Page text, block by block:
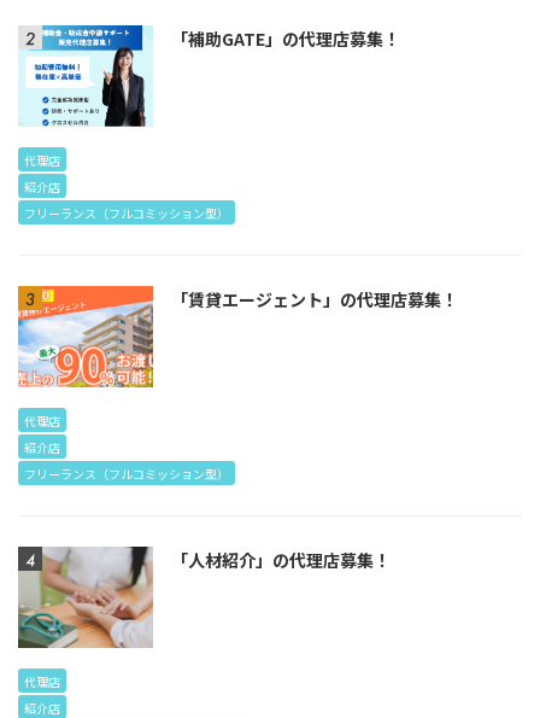
「補助GATE」の代理店募集！
代理店
紹介店
フリーランス（フルコミッション型）
「賃貸エージェント」の代理店募集！
代理店
紹介店
フリーランス（フルコミッション型）
「人材紹介」の代理店募集！
代理店
紹介店